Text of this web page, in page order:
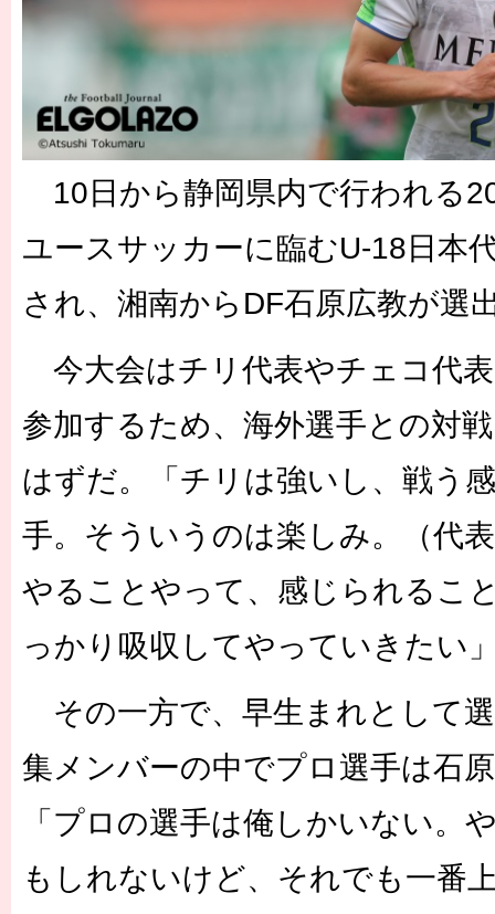
10日から静岡県内で行われる
ユースサッカーに臨むU-18日本
され、湘南からDF石原広教が選
今大会はチリ代表やチェコ代
参加するため、海外選手との対
はずだ。「チリは強いし、戦う
手。そういうのは楽しみ。（代
やることやって、感じられるこ
っかり吸収してやっていきたい
その一方で、早生まれとして
集メンバーの中でプロ選手は石
「プロの選手は俺しかいない。
もしれないけど、それでも一番